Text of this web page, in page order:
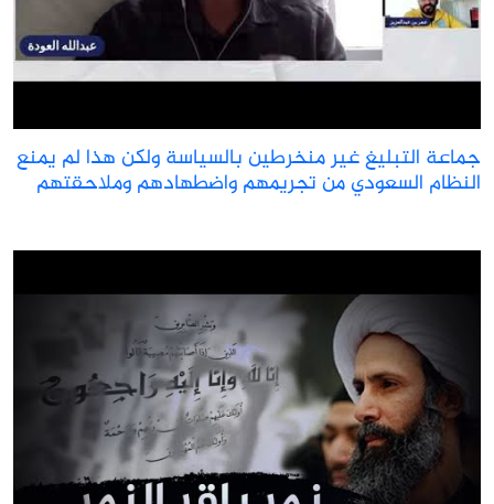
التبليغ غير منخرطين بالسياسة ولكن هذا لم يمنع
السعودي من تجريمهم واضطهادهم وملاحقتهم